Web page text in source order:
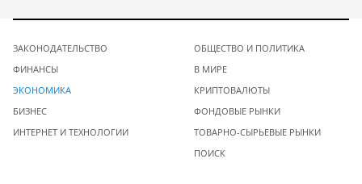
ЗАКОНОДАТЕЛЬСТВО
ФИНАНСЫ
ЭКОНОМИКА
БИЗНЕС
ИНТЕРНЕТ И ТЕХНОЛОГИИ
ОБЩЕСТВО И ПОЛИТИКА
В МИРЕ
КРИПТОВАЛЮТЫ
ФОНДОВЫЕ РЫНКИ
ТОВАРНО-СЫРЬЕВЫЕ РЫНКИ
ПОИСК